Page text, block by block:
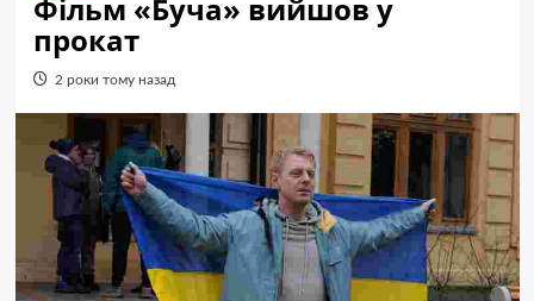
Фільм «Буча» вийшов у
прокат
2 роки тому назад